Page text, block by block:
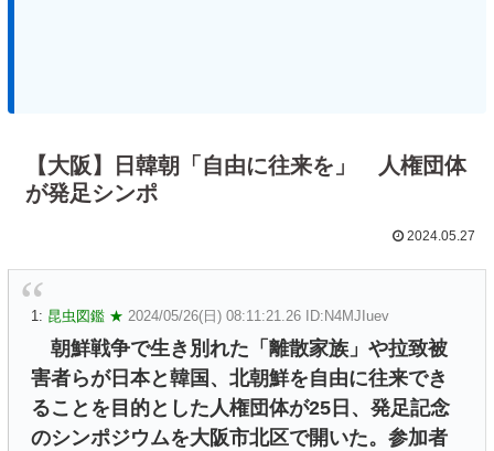
【大阪】日韓朝「自由に往来を」 人権団体
が発足シンポ
2024.05.27
1: 昆虫図鑑 ★ 2024/05/26(日) 08:11:21.26 ID:N4MJIuev
朝鮮戦争で生き別れた「離散家族」や拉致被
害者らが日本と韓国、北朝鮮を自由に往来でき
ることを目的とした人権団体が25日、発足記念
のシンポジウムを大阪市北区で開いた。参加者